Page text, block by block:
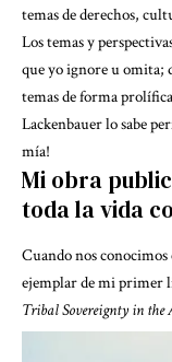
temas de derechos,
Los temas y
que yo ignore u omita;
temas de forma
Lackenbauer lo sabe
mía!
Mi obra
toda la vida
Cuando nos
ejemplar de mi primer
Tribal Sovereignty in the